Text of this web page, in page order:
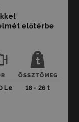
előtérbe
Le
ÖSSZTÖMEG
18 - 26 t
vezető
felszerelt, ágy